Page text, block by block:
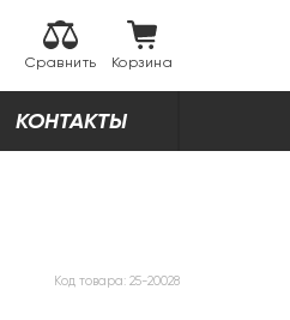
Сравнить Корзина
КОНТАКТЫ
Код товара: 25-20028